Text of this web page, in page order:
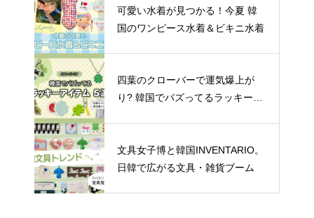
可愛い水着が見つかる！今夏 韓
国のワンピース水着＆ビキニ水着
四葉のクローバーで運気爆上が
り? 韓国でバズってるラッキーア
文具女子博と韓国INVENTARIO。
日韓で広がる文具・雑貨ブーム